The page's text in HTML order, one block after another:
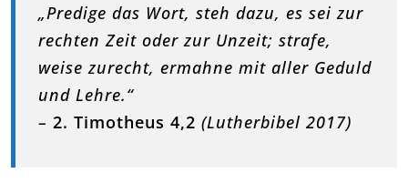
„Predige das Wort, steh dazu, es sei zur
rechten Zeit oder zur Unzeit; strafe,
weise zurecht, ermahne mit aller Geduld
und Lehre.“
– 2. Timotheus 4,2 (Lutherbibel 2017)